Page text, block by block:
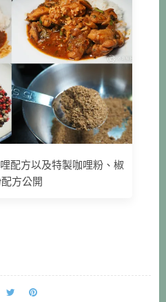
配方以及特製咖哩粉、椒
方公開